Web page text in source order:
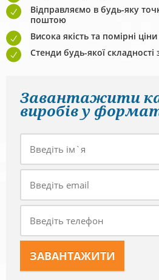
Відправляємо в будь-яку
поштою
Висока якість та помірні ціни
Стенди будь-якої
Завантажити
виробів у